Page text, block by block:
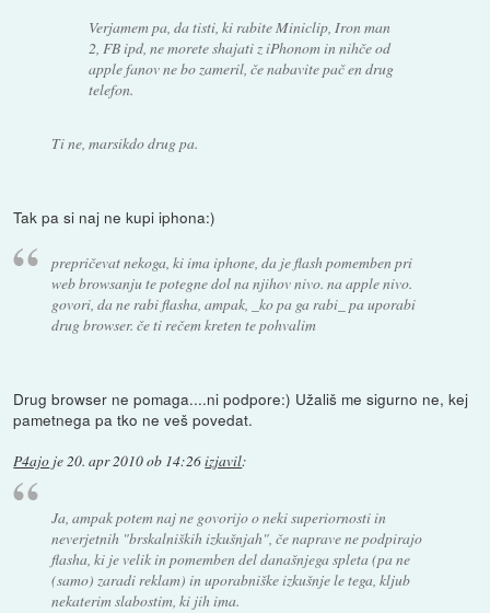
Verjamem pa, da tisti, ki rabite Miniclip, Iron man
2, FB ipd, ne morete shajati z iPhonom in nihče od
apple fanov ne bo zameril, če nabavite pač en drug
telefon.
Ti ne, marsikdo drug pa.
Tak pa si naj ne kupi iphona:)
prepričevat nekoga, ki ima iphone, da je flash pomemben pri
web browsanju te potegne dol na njihov nivo. na apple nivo.
govori, da ne rabi flasha, ampak, _ko pa ga rabi_ pa uporabi
drug browser. če ti rečem kreten te pohvalim
Drug browser ne pomaga....ni podpore:) Užališ me sigurno ne, kej
pametnega pa tko ne veš povedat.
P4ajo je 20. apr 2010 ob 14:26izjavil:
Ja, ampak potem naj ne govorijo o neki superiornosti in
neverjetnih "brskalniških izkušnjah", če naprave ne podpirajo
flasha, ki je velik in pomemben del današnjega spleta (pa ne
(samo) zaradi reklam) in uporabniške izkušnje le tega, kljub
nekaterim slabostim, ki jih ima.